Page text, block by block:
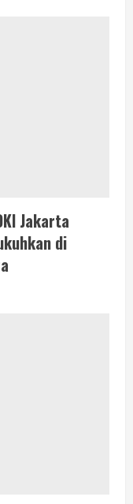
Jakarta
di